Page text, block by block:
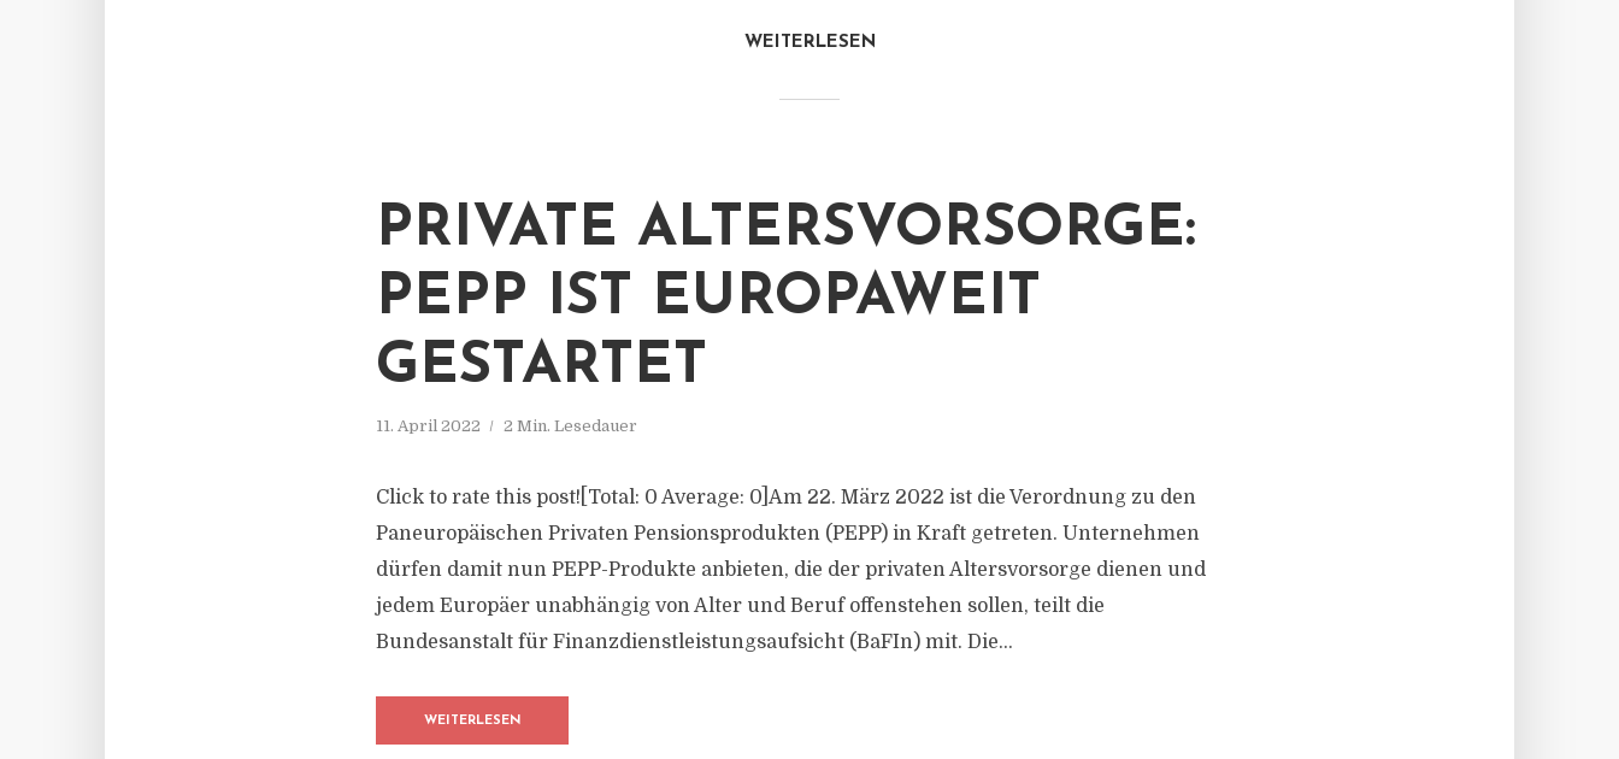
WEITERLESEN
PRIVATE ALTERSVORSORGE:
PEPP IST EUROPAWEIT
GESTARTET
11. April 2022 2 Min. Lesedauer
Click to rate this post![Total: 0 Average: 0]Am 22. März 2022 ist die Verordnung zu den
Paneuropäischen Privaten Pensionsprodukten (PEPP) in Kraft getreten. Unternehmen
dürfen damit nun PEPP-Produkte anbieten, die der privaten Altersvorsorge dienen und
jedem Europäer unabhängig von Alter und Beruf offenstehen sollen, teilt die
Bundesanstalt für Finanzdienstleistungsaufsicht (BaFIn) mit. Die...
WEITERLESEN